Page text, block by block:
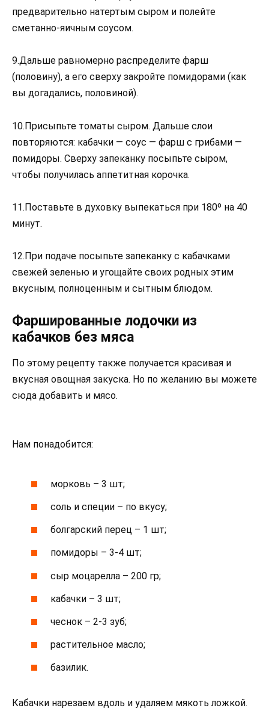
предварительно натертым сыром и полейте
сметанно-яичным соусом.
9.Дальше равномерно распределите фарш
(половину), а его сверху закройте помидорами (как
вы догадались, половиной).
10.Присыпьте томаты сыром. Дальше слои
повторяются: кабачки — соус — фарш с грибами —
помидоры. Сверху запеканку посыпьте сыром,
чтобы получилась аппетитная корочка.
11.Поставьте в духовку выпекаться при 180º на 40
минут.
12.При подаче посыпьте запеканку с кабачками
свежей зеленью и угощайте своих родных этим
вкусным, полноценным и сытным блюдом.
Фаршированные лодочки из
кабачков без мяса
По этому рецепту также получается красивая и
вкусная овощная закуска. Но по желанию вы можете
сюда добавить и мясо.
Нам понадобится:
морковь – 3 шт;
соль и специи – по вкусу;
болгарский перец – 1 шт;
помидоры – 3-4 шт;
сыр моцарелла – 200 гр;
кабачки – 3 шт;
чеснок – 2-3 зуб;
растительное масло;
базилик.
Кабачки нарезаем вдоль и удаляем мякоть ложкой.